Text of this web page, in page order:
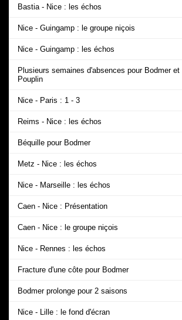
Bastia - Nice : les échos
Nice - Guingamp : le groupe niçois
Nice - Guingamp : les échos
Plusieurs semaines d'absences pour Bodmer et
Pouplin
Nice - Paris : 1 - 3
Reims - Nice : les échos
Béquille pour Bodmer
Metz - Nice : les échos
Nice - Marseille : les échos
Caen - Nice : Présentation
Caen - Nice : le groupe niçois
Nice - Rennes : les échos
Fracture d'une côte pour Bodmer
Bodmer prolonge pour 2 saisons
Nice - Lille : le fond d'écran